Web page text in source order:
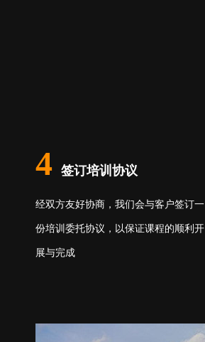
4 签订培训协议
经双方友好协商，我们会与客户签订一
份培训委托协议，以保证课程的顺利开
展与完成